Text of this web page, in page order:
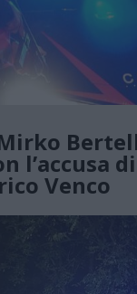
l’accusa
Venco